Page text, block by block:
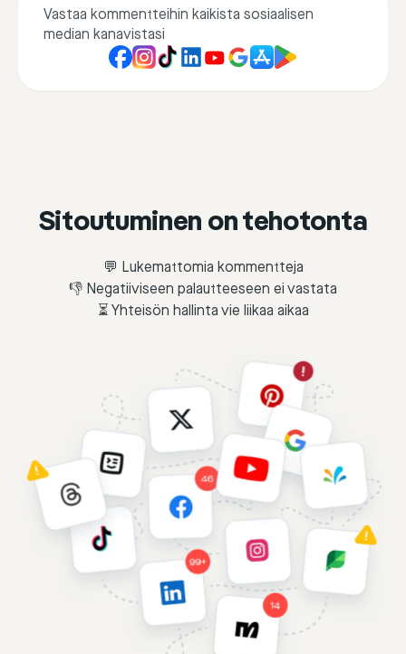
Vastaa kommentteihin kaikista sosiaalisen
median kanavistasi
Sitoutuminen on tehotonta
💬 Lukemattomia kommentteja
👎 Negatiiviseen palautteeseen ei vastata
⏳ Yhteisön hallinta vie liikaa aikaa